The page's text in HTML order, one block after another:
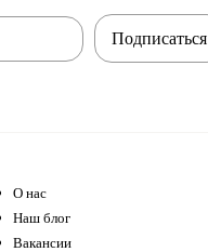
Подписаться
О нас
Наш блог
Вакансии